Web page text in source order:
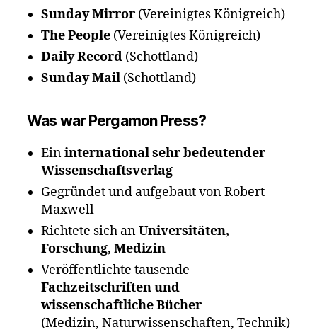
Sunday Mirror (Vereinigtes Königreich)
The People (Vereinigtes Königreich)
Daily Record (Schottland)
Sunday Mail (Schottland)
Was war Pergamon Press?
Eininternational sehr bedeutender
Wissenschaftsverlag
Gegründet und aufgebaut von Robert
Maxwell
Richtete sich anUniversitäten,
Forschung, Medizin
Veröffentlichte tausende
Fachzeitschriften und
wissenschaftliche Bücher
(Medizin, Naturwissenschaften, Technik)